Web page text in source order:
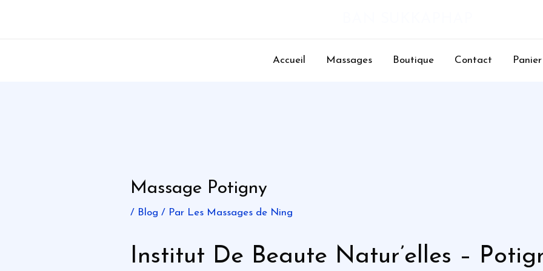
Accueil Massages Boutique Contact Panier
Massage Potigny
/ Blog / Par Les Massages de Ning
Institut De Beaute Natur’elles –